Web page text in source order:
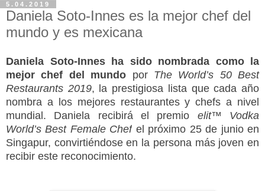
5.04.2019
Daniela Soto-Innes es la mejor chef del
mundo y es mexicana
Daniela Soto-Innes ha sido nombrada como la
mejor chef del mundo por The World’s 50 Best
Restaurants 2019, la prestigiosa lista que cada año
nombra a los mejores restaurantes y chefs a nivel
mundial. Daniela recibirá el premio elit™ Vodka
World’s Best Female Chef el próximo 25 de junio en
Singapur, convirtiéndose en la persona más joven en
recibir este reconocimiento.